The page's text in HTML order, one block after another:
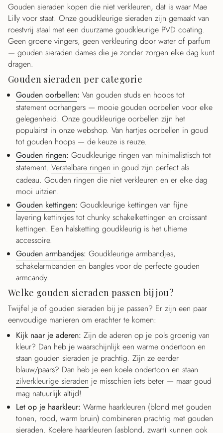
Gouden sieraden kopen die niet verkleuren, dat is waar Mae
Lilly voor staat. Onze goudkleurige sieraden zijn gemaakt van
roestvrij staal met een duurzame goudkleurige PVD coating.
Geen groene vingers, geen verkleuring door water of parfum
— gouden sieraden dames die je zonder zorgen elke dag kunt
dragen.
Gouden sieraden per categorie
Gouden oorbellen: Van gouden studs en hoops tot
statement oorhangers — mooie gouden oorbellen voor elke
gelegenheid. Onze goudkleurige oorbellen zijn het
populairst in onze webshop. Van hartjes oorbellen in goud
tot gouden hoops — de keuze is reuze.
Gouden ringen: Goudkleurige ringen van minimalistisch tot
statement. Verstelbare ringen in goud zijn perfect als
cadeau. Gouden ringen die niet verkleuren en er elke dag
mooi uitzien.
Gouden kettingen: Goudkleurige kettingen van fijne
layering kettinkjes tot chunky schakelkettingen en croissant
kettingen. Een halsketting goudkleurig is het ultieme
accessoire.
Gouden armbandjes: Goudkleurige armbandjes,
schakelarmbanden en bangles voor de perfecte gouden
armcandy.
Welke gouden sieraden passen bij jou?
Twijfel je of gouden sieraden bij je passen? Er zijn een paar
eenvoudige manieren om erachter te komen:
Kijk naar je aderen: Zijn de aderen op je pols groenig van
kleur? Dan heb je waarschijnlijk een warme ondertoon en
staan gouden sieraden je prachtig. Zijn ze eerder
blauw/paars? Dan heb je een koele ondertoon en staan
zilverkleurige sieraden je misschien iets beter — maar goud
mag natuurlijk altijd!
Let op je haarkleur: Warme haarkleuren (blond met gouden
tonen, rood, warm bruin) combineren prachtig met gouden
sieraden. Koelere haarkleuren (asblond, zwart) kunnen ook